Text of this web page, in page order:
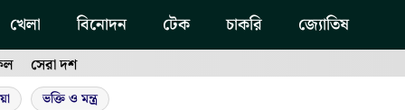
খেলা বিনোদন টেক চাকরি জ্যোতিষ
সেরা দশ
ভক্তি ও মন্ত্র